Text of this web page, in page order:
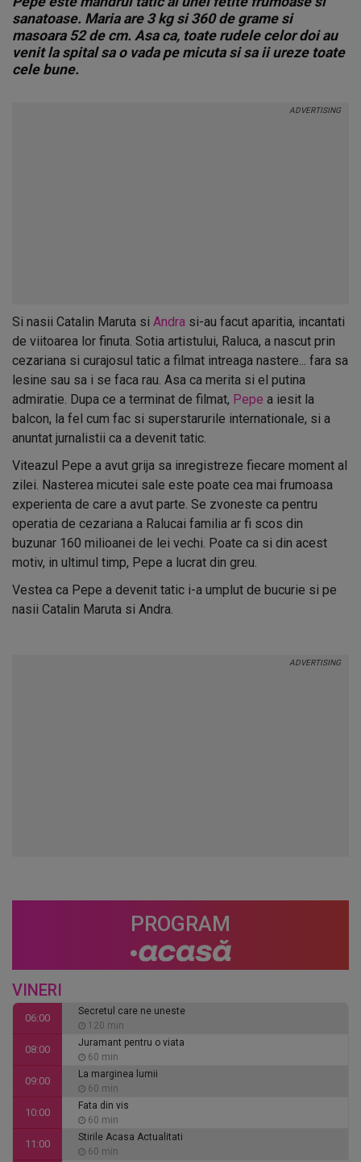
sanatoase. Maria are 3 kg si 360 de grame si
masoara 52 de cm. Asa ca, toate rudele celor doi au
venit la spital sa o vada pe micuta si sa ii ureze toate
cele bune.
Si nasii Catalin Maruta si Andra si-au facut aparitia, incantati
de viitoarea lor finuta. Sotia artistului, Raluca, a nascut prin
cezariana si curajosul tatic a filmat intreaga nastere... fara sa
lesine sau sa i se faca rau. Asa ca merita si el putina
admiratie. Dupa ce a terminat de filmat, Pepe a iesit la
balcon, la fel cum fac si superstarurile internationale, si a
anuntat jurnalistii ca a devenit tatic.
Viteazul Pepe a avut grija sa inregistreze fiecare moment al
zilei. Nasterea micutei sale este poate cea mai frumoasa
experienta de care a avut parte. Se zvoneste ca pentru
operatia de cezariana a Ralucai familia ar fi scos din
buzunar 160 milioanei de lei vechi. Poate ca si din acest
motiv, in ultimul timp, Pepe a lucrat din greu.
Vestea ca Pepe a devenit tatic i-a umplut de bucurie si pe
nasii Catalin Maruta si Andra.
PROGRAM
VINERI
06:00
Secretul care ne uneste
120 min
08:00
Juramant pentru o viata
60 min
09:00
La marginea lumii
60 min
10:00
Fata din vis
60 min
11:00
Stirile Acasa Actualitati
60 min